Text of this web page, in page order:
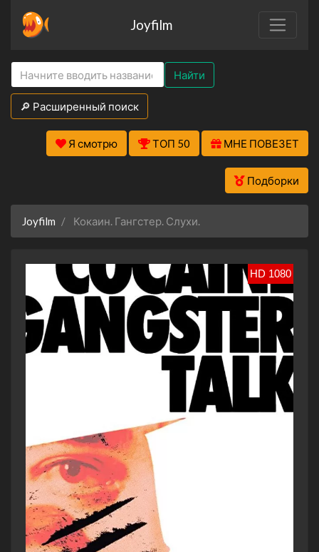
Joyfilm
Найти
🔎 Расширенный поиск
Я смотрю ТОП 50 МНЕ ПОВЕЗЕТ
Подборки
Joyfilm Кокаин. Гангстер. Слухи.
HD 1080